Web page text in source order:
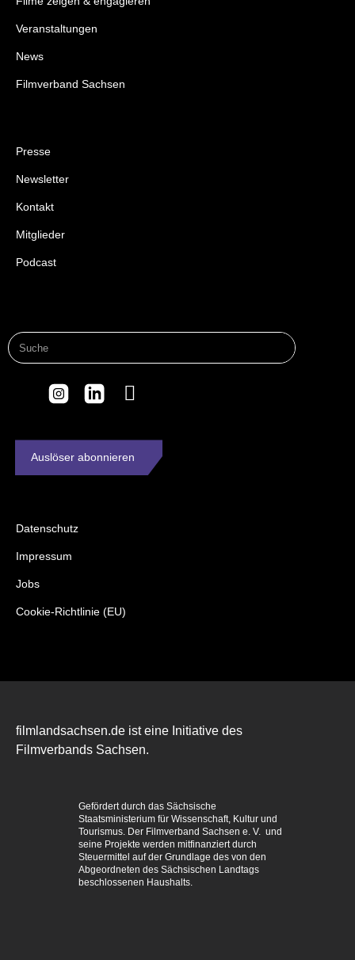
Veranstaltungen
News
Filmverband Sachsen
Presse
Newsletter
Kontakt
Mitglieder
Podcast
Auslöser abonnieren
Datenschutz
Impressum
Jobs
Cookie-Richtlinie (EU)
filmlandsachsen.de ist eine Initiative des
Filmverbands Sachsen.
Gefördert durch das Sächsische
Staatsministerium für Wissenschaft, Kultur und
Tourismus. Der Filmverband Sachsen e. V. und
seine Projekte werden mitfinanziert durch
Steuermittel auf der Grundlage des von den
Abgeordneten des Sächsischen Landtags
beschlossenen Haushalts.